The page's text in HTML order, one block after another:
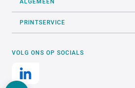
ALGEMEEN
PRINTSERVICE
VOLG ONS OP SOCIALS